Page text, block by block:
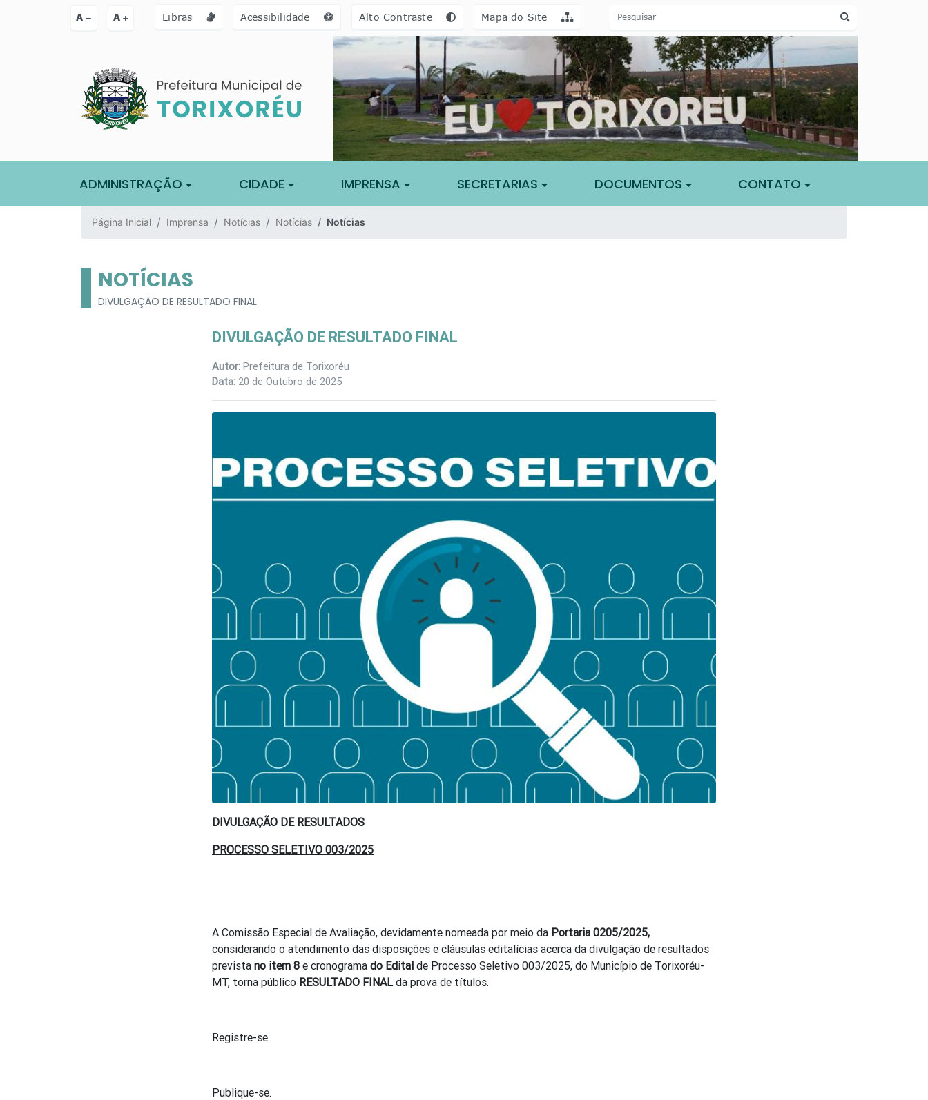
Ir para o conteúdo [alt+1] Ir para o menu [alt+2] Ir para a busca [alt+3] Ir para o rodapé [alt+4]
A A Libras Acessibilidade Alto Contraste Mapa do Site
ADMINISTRAÇÃO CIDADE IMPRENSA SECRETARIAS DOCUMENTOS CONTATO
Página Inicial Imprensa Notícias Notícias Notícias
NOTÍCIAS
DIVULGAÇÃO DE RESULTADO FINAL
DIVULGAÇÃO DE RESULTADO FINAL
Autor: Prefeitura de Torixoréu
Data: 20 de Outubro de 2025
DIVULGAÇÃO DE RESULTADOS
PROCESSO SELETIVO 003/2025
A Comissão Especial de Avaliação, devidamente nomeada por meio da Portaria 0205/2025,
considerando o atendimento das disposições e cláusulas editalícias acerca da divulgação de resultados
prevista no item 8 e cronograma do Edital de Processo Seletivo 003/2025, do Município de Torixoréu-
MT, torna público RESULTADO FINALda prova de títulos.
Registre-se
Publique-se.